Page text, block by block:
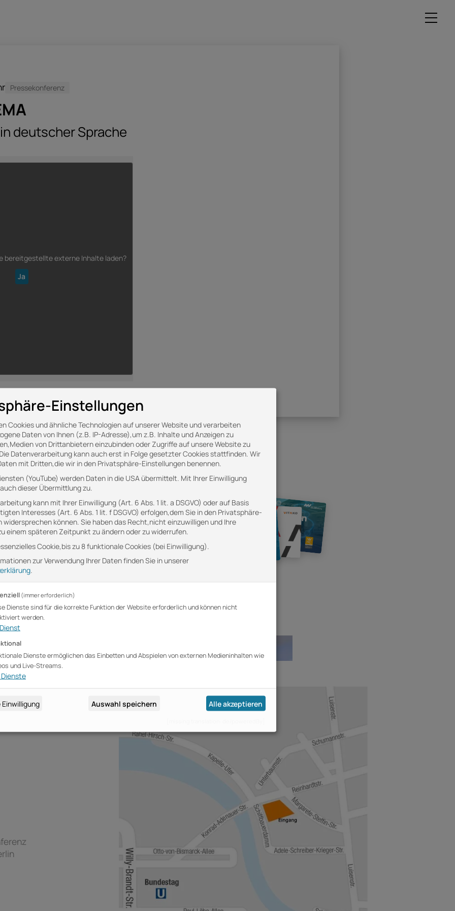
Pressekonferenz
deutscher Sprache
bereitgestellte externe Inhalte laden?
Ja
demand"
der auf pressekonferenz.tv-gestreamten
nach Jahren und Daten
Beendigung des Streams hier zur
zur Verfügung.
Einstellungen
Cookies und ähnliche Technologien auf unserer Website und verarbeiten
Daten von Ihnen (z.B. IP-Adresse),um z.B. Inhalte und Anzeigen zu
von Drittanbietern einzubinden oder Zugriffe auf unsere Website zu
Datenverarbeitung kann auch erst in Folge gesetzter Cookies stattfinden. Wir
mit Dritten,die wir in den Privatsphäre-Einstellungen benennen.
(YouTube) werden Daten in die USA übermittelt. Mit Ihrer Einwilligung
dieser Übermittlung zu.
kann mit Ihrer Einwilligung (Art. 6 Abs. 1 lit. a DSGVO) oder auf Basis
Interesses (Art. 6 Abs. 1 lit. f DSGVO) erfolgen,dem Sie in den Privatsphäre-
widersprechen können. Sie haben das Recht,nicht einzuwilligen und Ihre
einem späteren Zeitpunkt zu ändern oder zu widerrufen.
Cookie,bis zu 8 funktionale Cookies (bei Einwilligung).
zur Verwendung Ihrer Daten finden Sie in unserer
.
(immer erforderlich)
Dienste sind für die korrekte Funktion der Website erforderlich und können nicht
werden.
Dienst
Dienste ermöglichen das Einbetten und Abspielen von externen Medieninhalten wie
und Live-Streams.
Dienste
Auswahl speichern Alle akzeptieren